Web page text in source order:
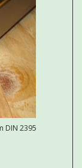
DIN 2395